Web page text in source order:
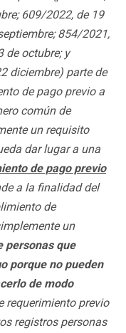
609/2022, de 19
854/2021,
de octubre; y
diciembre) parte de
de pago previo a
común de
un requisito
dar lugar a una
de pago previo
a la finalidad del
de
un
personas que
porque no pueden
de modo
requerimiento previo
registros personas